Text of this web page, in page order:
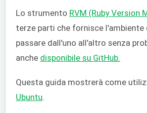
Lo strumento RVM (Ruby Version
terze parti che fornisce
passare dall'uno all'altro senza
anche disponibile su GitHub.
Questa guida mostrerà come
Ubuntu